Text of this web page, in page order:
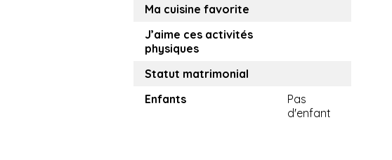
Ma cuisine favorite
J’aime ces activités
physiques
Statut matrimonial
Enfants
Pas
d'enfant